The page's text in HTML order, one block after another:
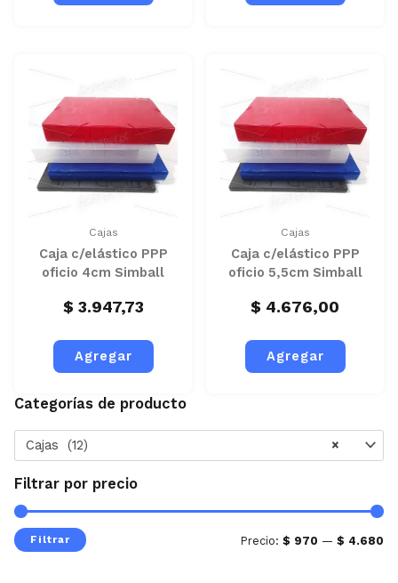
Categorías de producto
×
Cajas (12)
Filtrar por precio
Filtrar Precio: $ 970 — $ 4.680
Cajas
Caja c/elástico PPP
oficio 4cm Simball
$ 3.947,73
Agregar
Cajas
Caja c/elástico PPP
oficio 5,5cm Simball
$ 4.676,00
Agregar